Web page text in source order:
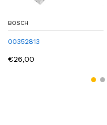
BOSCH
00352813
€26,00